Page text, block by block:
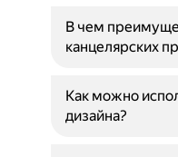
В чем
канцелярских
Как можно
дизайна?